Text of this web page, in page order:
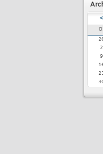
<
Di
2
9